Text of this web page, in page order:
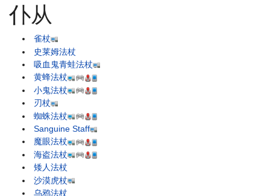
仆从
雀杖
史莱姆法杖
吸血鬼青蛙法杖
黄蜂法杖
小鬼法杖
刃杖
蜘蛛法杖
Sanguine Staff
魔眼法杖
海盗法杖
矮人法杖
沙漠虎杖
乌鸦法杖